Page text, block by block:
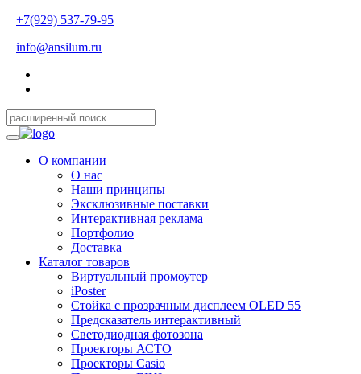
+7(929) 537-79-95
info@ansilum.ru
О компании
О нас
Наши принципы
Эксклюзивные поставки
Интерактивная реклама
Портфолио
Доставка
Каталог товаров
Виртуальный промоутер
iPoster
Стойка с прозрачным дисплеем OLED 55
Предсказатель интерактивный
Светодиодная фотозона
Проекторы АСТО
Проекторы Casio